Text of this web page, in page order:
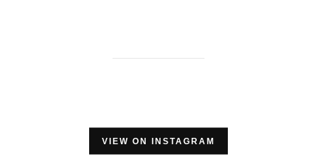
VIEW ON INSTAGRAM